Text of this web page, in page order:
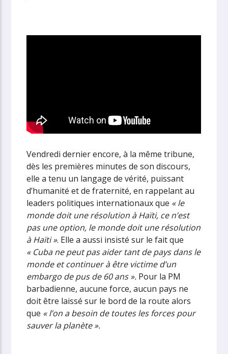
Vendredi dernier encore, à la même tribune,
dès les premières minutes de son discours,
elle a tenu un langage de vérité, puissant
d’humanité et de fraternité, en rappelant au
leaders politiques internationaux que « le
monde doit une résolution à Haïti, ce n’est
pas une option, le monde doit une résolution
à Haïti ». Elle a aussi insisté sur le fait que
« Cuba ne peut pas aider tant de pays dans le
monde et continuer à être victime d’un
embargo de pus de 60 ans ». Pour la PM
barbadienne, aucune force, aucun pays ne
doit être laissé sur le bord de la route alors
que « l’on a besoin de toutes les forces pour
sauver la planète ».